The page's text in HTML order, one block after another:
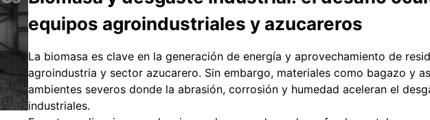
equipos agroindustriales y azucareros
La biomasa es clave en la generación de energía y aprovechamiento de
agroindustria y sector azucarero. Sin embargo, materiales como bagazo y
ambientes severos donde la abrasión, corrosión y humedad aceleran el
industriales.